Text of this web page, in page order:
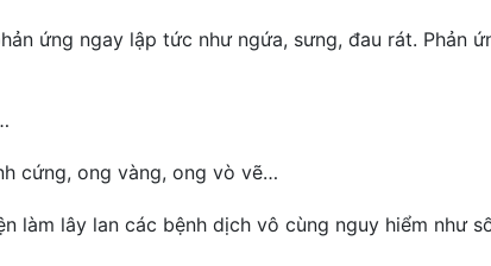
ứng ngay lập tức như ngứa, sưng, đau rát. Phản
cứng, ong vàng, ong vò vẽ…
làm lây lan các bệnh dịch vô cùng nguy hiểm như